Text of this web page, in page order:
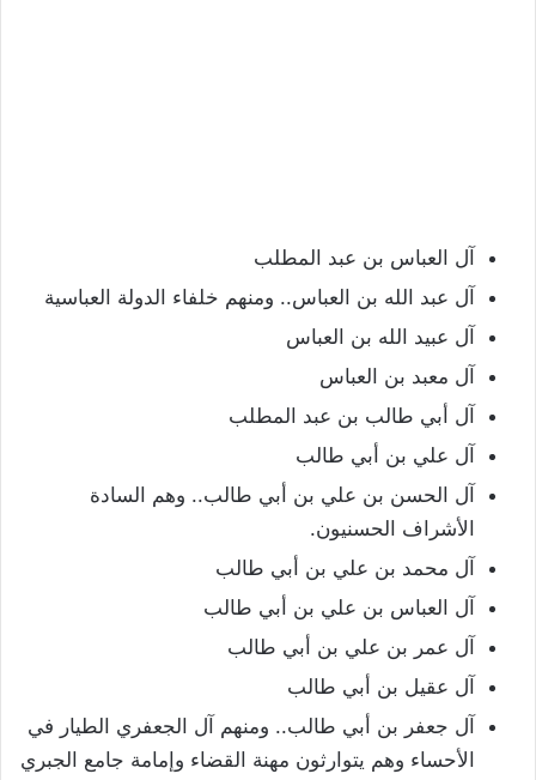
آل العباس بن عبد المطلب
آل عبد الله بن العباس.. ومنهم خلفاء الدولة العباسية
آل عبيد الله بن العباس
آل معبد بن العباس
آل أبي طالب بن عبد المطلب
آل علي بن أبي طالب
آل الحسن بن علي بن أبي طالب.. وهم السادة
الأشراف الحسنيون.
آل محمد بن علي بن أبي طالب
آل العباس بن علي بن أبي طالب
آل عمر بن علي بن أبي طالب
آل عقيل بن أبي طالب
آل جعفر بن أبي طالب.. ومنهم آل الجعفري الطيار في
الأحساء وهم يتوارثون مهنة القضاء وإمامة جامع الجبري